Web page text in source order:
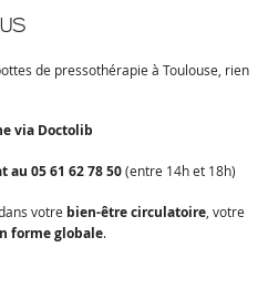
de pressothérapie à Toulouse, rien
via Doctolib
au 05 61 62 78 50(entre 14h et 18h)
votre bien-être circulatoire , votre
forme globale.